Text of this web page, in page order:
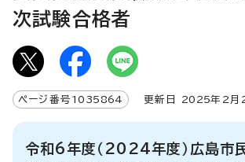
次試験合格者
ページ番号 1035864 更新日 2025年2月
令和6年度（2024年度）広島市